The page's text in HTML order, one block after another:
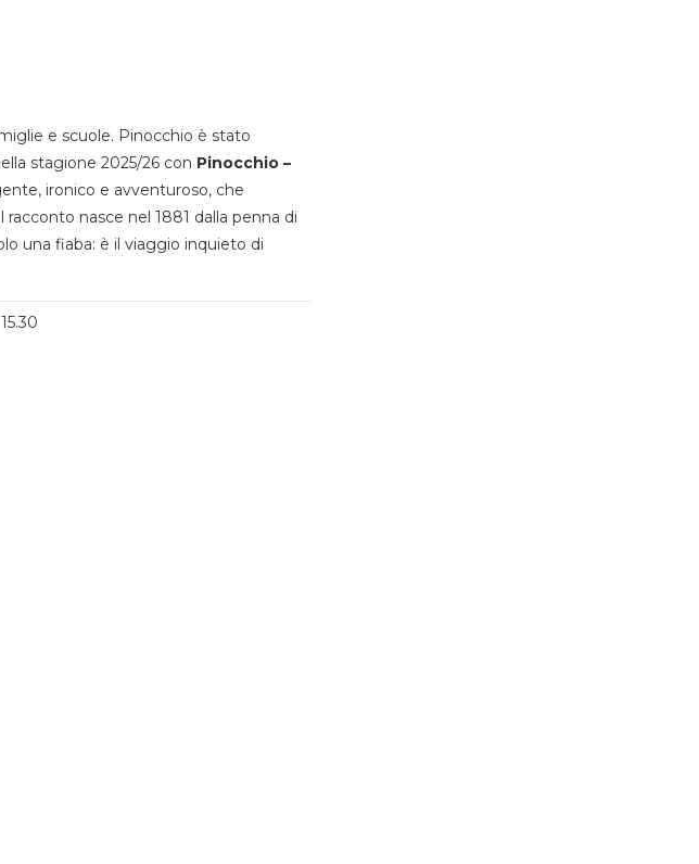
e scuole. Pinocchio è stato
stagione 2025/26 con Pinocchio –
ironico e avventuroso, che
nasce nel 1881 dalla penna di
una fiaba: è il viaggio inquieto di